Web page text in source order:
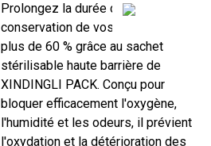
Prolongez la durée de
conservation de vos produits de
plus de 60 % grâce au sachet
stérilisable haute barrière de
XINDINGLI PACK. Conçu pour
bloquer efficacement l'oxygène,
l'humidité et les odeurs, il prévient
l'oxydation et la détérioration des